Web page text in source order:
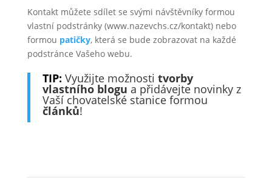
Kontakt můžete sdílet se svými návštěvníky formou
vlastní podstránky (www.nazevchs.cz/kontakt) nebo
formou patičky, která se bude zobrazovat na každé
podstránce Vašeho webu.
TIP: Využijte možnosti tvorby
vlastního blogu a přidávejte novinky z
Vaší chovatelské stanice formou
článků!